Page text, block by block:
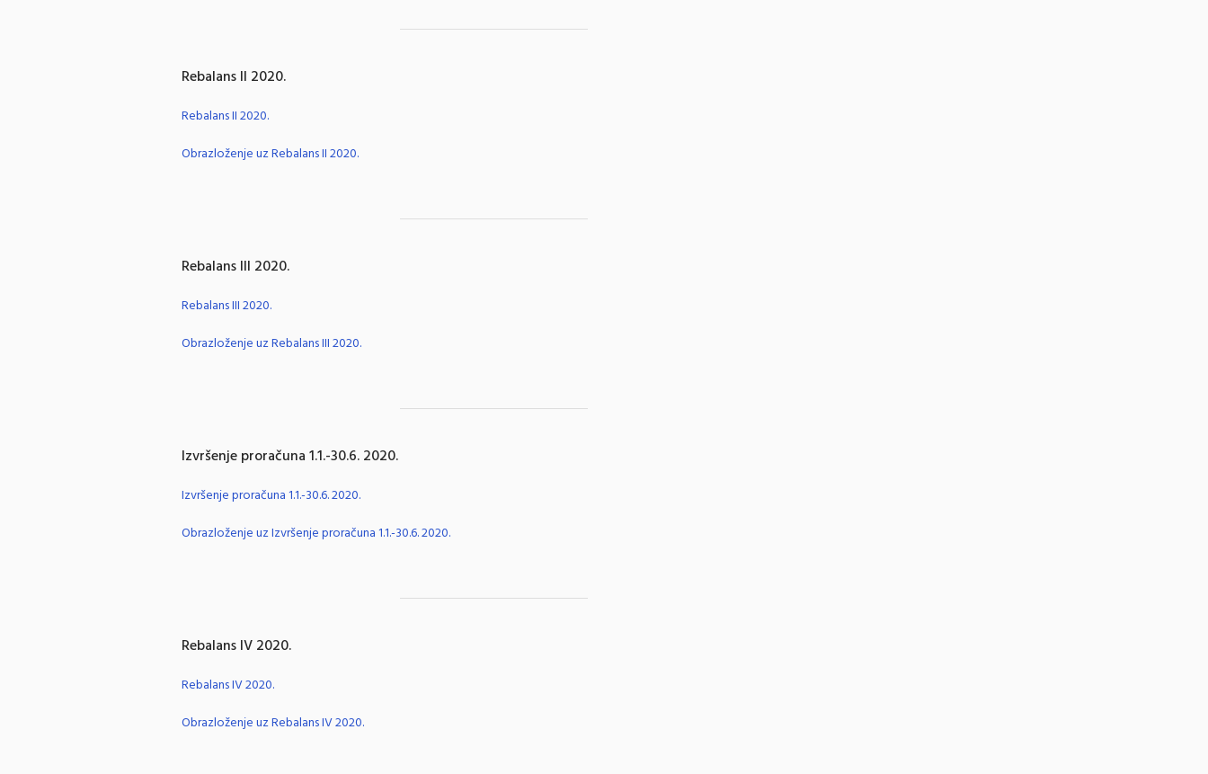
Rebalans II 2020.
Rebalans II 2020.
Obrazloženje uz Rebalans II 2020.
Rebalans III 2020.
Rebalans III 2020.
Obrazloženje uz Rebalans III 2020.
Izvršenje proračuna 1.1.-30.6. 2020.
Izvršenje proračuna 1.1.-30.6. 2020.
Obrazloženje uz Izvršenje proračuna 1.1.-30.6. 2020.
Rebalans IV 2020.
Rebalans IV 2020.
Obrazloženje uz Rebalans IV 2020.